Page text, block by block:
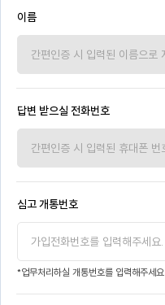
이름
답변 받으실 전화번호
심고 개통번호
*업무처리하실 개통번호를 입력해주세요